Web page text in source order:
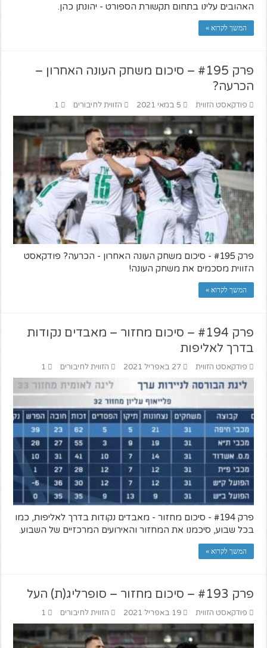
האהובים עלינו בתחום תקשורת הספורט - יהונתן כהן.
המשך לקרוא »
פרק #195 – סיכום משחק העונה האחרון –
הכרעה?
פודקאסט הזווית 5 במאי 2021 הזווית לחיבורים 1
פרק #195 - סיכום משחק העונה האחרון - הכרעה? פודקאסט
הזווית מסכמים את משחק העונה!
המשך לקרוא »
פרק #194 – סיכום מחזור – מאבדים נקודות
בדרך לאליפות
פודקאסט הזווית 27 באפריל 2021 הזווית לחיבורים 1
פרק #194 - סיכום מחזור - מאבדים נקודות בדרך לאליפות, כמו
בכל שבוע, סיכמנו את המחזור והאירועים המרכזיים של השבוע.
המשך לקרוא »
פרק #193 – סיכום מחזור – סופרליג(ת) העל
פודקאסט הזווית 19 באפריל 2021 הזווית לחיבורים 1